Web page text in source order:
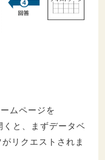
ムページを
と、まずデータベ
リクエストされま